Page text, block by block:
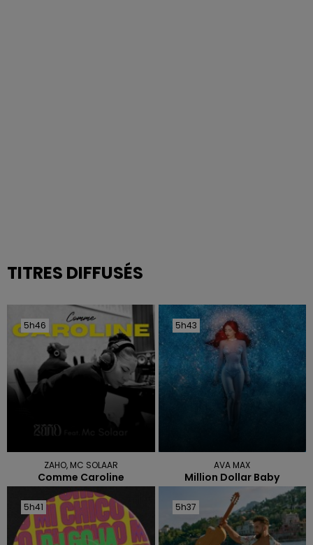
TITRES DIFFUSÉS
5h46
5h46
ZAHO, MC SOLAAR
Comme Caroline
5h43
5h43
AVA MAX
Million Dollar Baby
5h41
5h41 5h37
5h37